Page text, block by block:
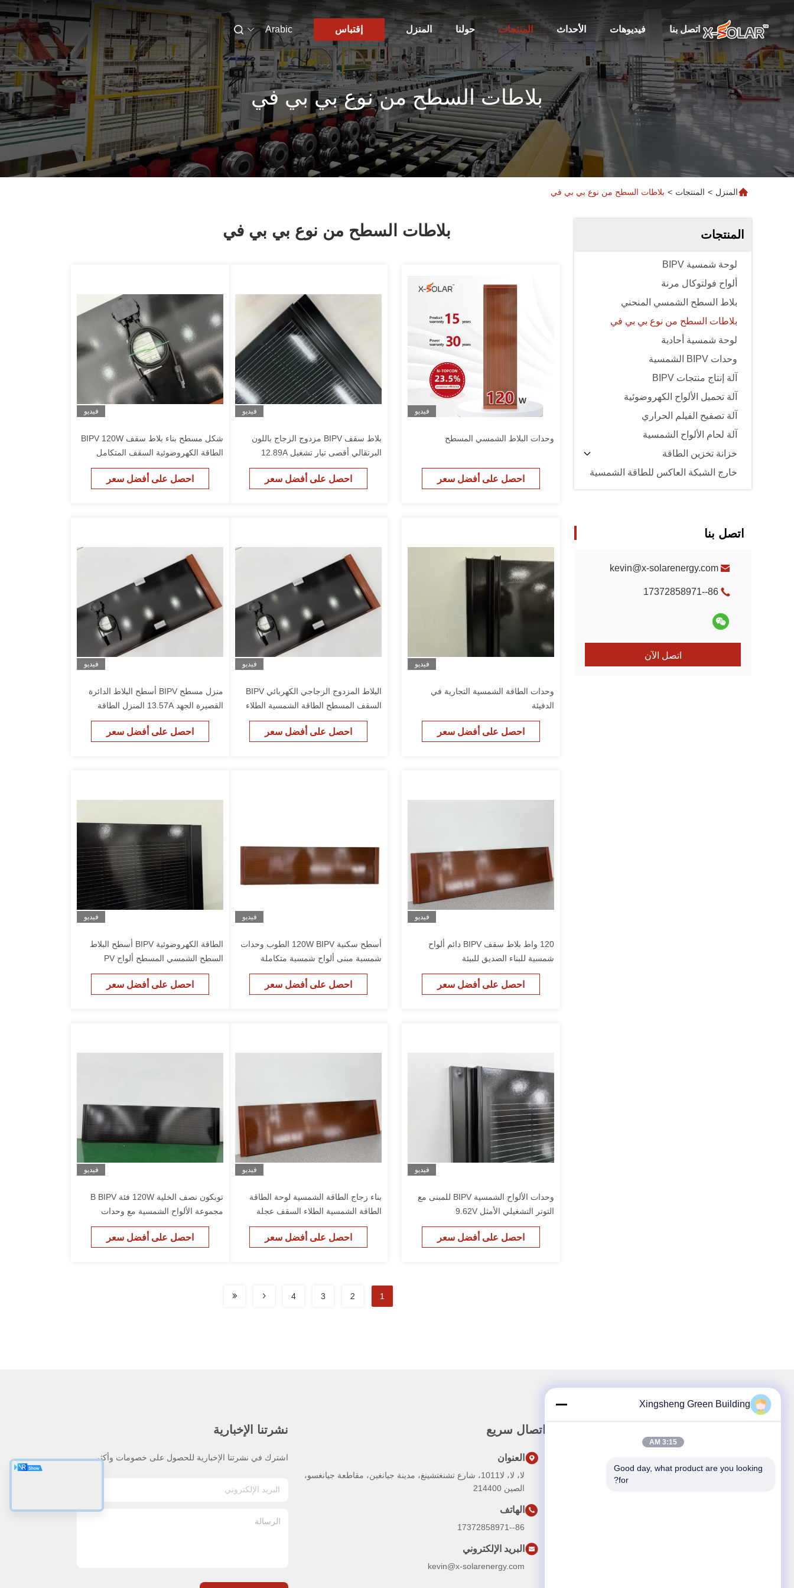
المنزل حولنا المنتجات الأحداث فيديوهات اتصل بنا إقتباس Arabic
بلاطات السطح من نوع بي بي في
المنزل > المنتجات > بلاطات السطح من نوع بي بي في
المنتجات
لوحة شمسية BIPV
ألواح فولتوكال مرنة
بلاط السطح الشمسي المنحني
بلاطات السطح من نوع بي بي في
لوحة شمسية أحادية
وحدات BIPV الشمسية
آلة إنتاج منتجات BIPV
آلة تحميل الألواح الكهروضوئية
آلة تصفيح الفيلم الحراري
آلة لحام الألواح الشمسية
خزانة تخزين الطاقة
خارج الشبكة العاكس للطاقة الشمسية
اتصل بنا
kevin@x-solarenergy.com
86--17372858971
اتصل الآن
بلاطات السطح من نوع بي بي في
فيديو
وحدات البلاط الشمسي المسطح
احصل على أفضل سعر
فيديو
بلاط سقف BIPV مزدوج الزجاج باللون
البرتقالي أقصى تيار تشغيل 12.89A
احصل على أفضل سعر
فيديو
شكل مسطح بناء بلاط سقف BIPV 120W
الطاقة الكهروضوئية السقف المتكامل
الألواح الشمسية
احصل على أفضل سعر
فيديو
وحدات الطاقة الشمسية التجارية في
الدفيئة
احصل على أفضل سعر
فيديو
البلاط المزدوج الزجاجي الكهربائي BIPV
السقف المسطح الطاقة الشمسية الطلاء
القالب
احصل على أفضل سعر
فيديو
منزل مسطح BIPV أسطح البلاط الدائرة
القصيرة الجهد 13.57A المنزل الطاقة
الشمسية PV ألواح السقف
احصل على أفضل سعر
فيديو
120 واط بلاط سقف BIPV دائم ألواح
شمسية للبناء الصديق للبيئة
احصل على أفضل سعر
فيديو
أسطح سكنية 120W BIPV الطوب وحدات
شمسية مبنى ألواح شمسية متكاملة
احصل على أفضل سعر
فيديو
الطاقة الكهروضوئية BIPV أسطح البلاط
السطح الشمسي المسطح ألواح PV
متكاملة 120W
احصل على أفضل سعر
فيديو
وحدات الألواح الشمسية BIPV للمبنى مع
التوتر التشغيلي الأمثل 9.62V
احصل على أفضل سعر
فيديو
بناء زجاج الطاقة الشمسية لوحة الطاقة
الطاقة الشمسية الطلاء السقف عجلة
اتصال قصيرة الجهد من 13.57A
احصل على أفضل سعر
فيديو
توبكون نصف الخلية 120W فئة B BIPV
مجموعة الألواح الشمسية مع وحدات
الطاقة الشمسية الزجاجية المزدوجة Perc
احصل على أفضل سعر
1
2
3
4
اتصال سريع
العنوان
لا، لا، لا1011، شارع تشنغتشينغ، مدينة جيانغين، مقاطعة جيانغسو،
الصين 214400
الهاتف
86--17372858971
البريد الإلكتروني
kevin@x-solarenergy.com
نشرتنا الإخبارية
اشترك في نشرتنا الإخبارية للحصول على خصومات وأكثر.
Xingsheng Green Building
3:15 AM
Good day, what product are you looking
for?